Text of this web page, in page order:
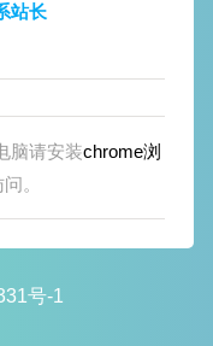
站长
脑请安装chrome浏
。
号-1